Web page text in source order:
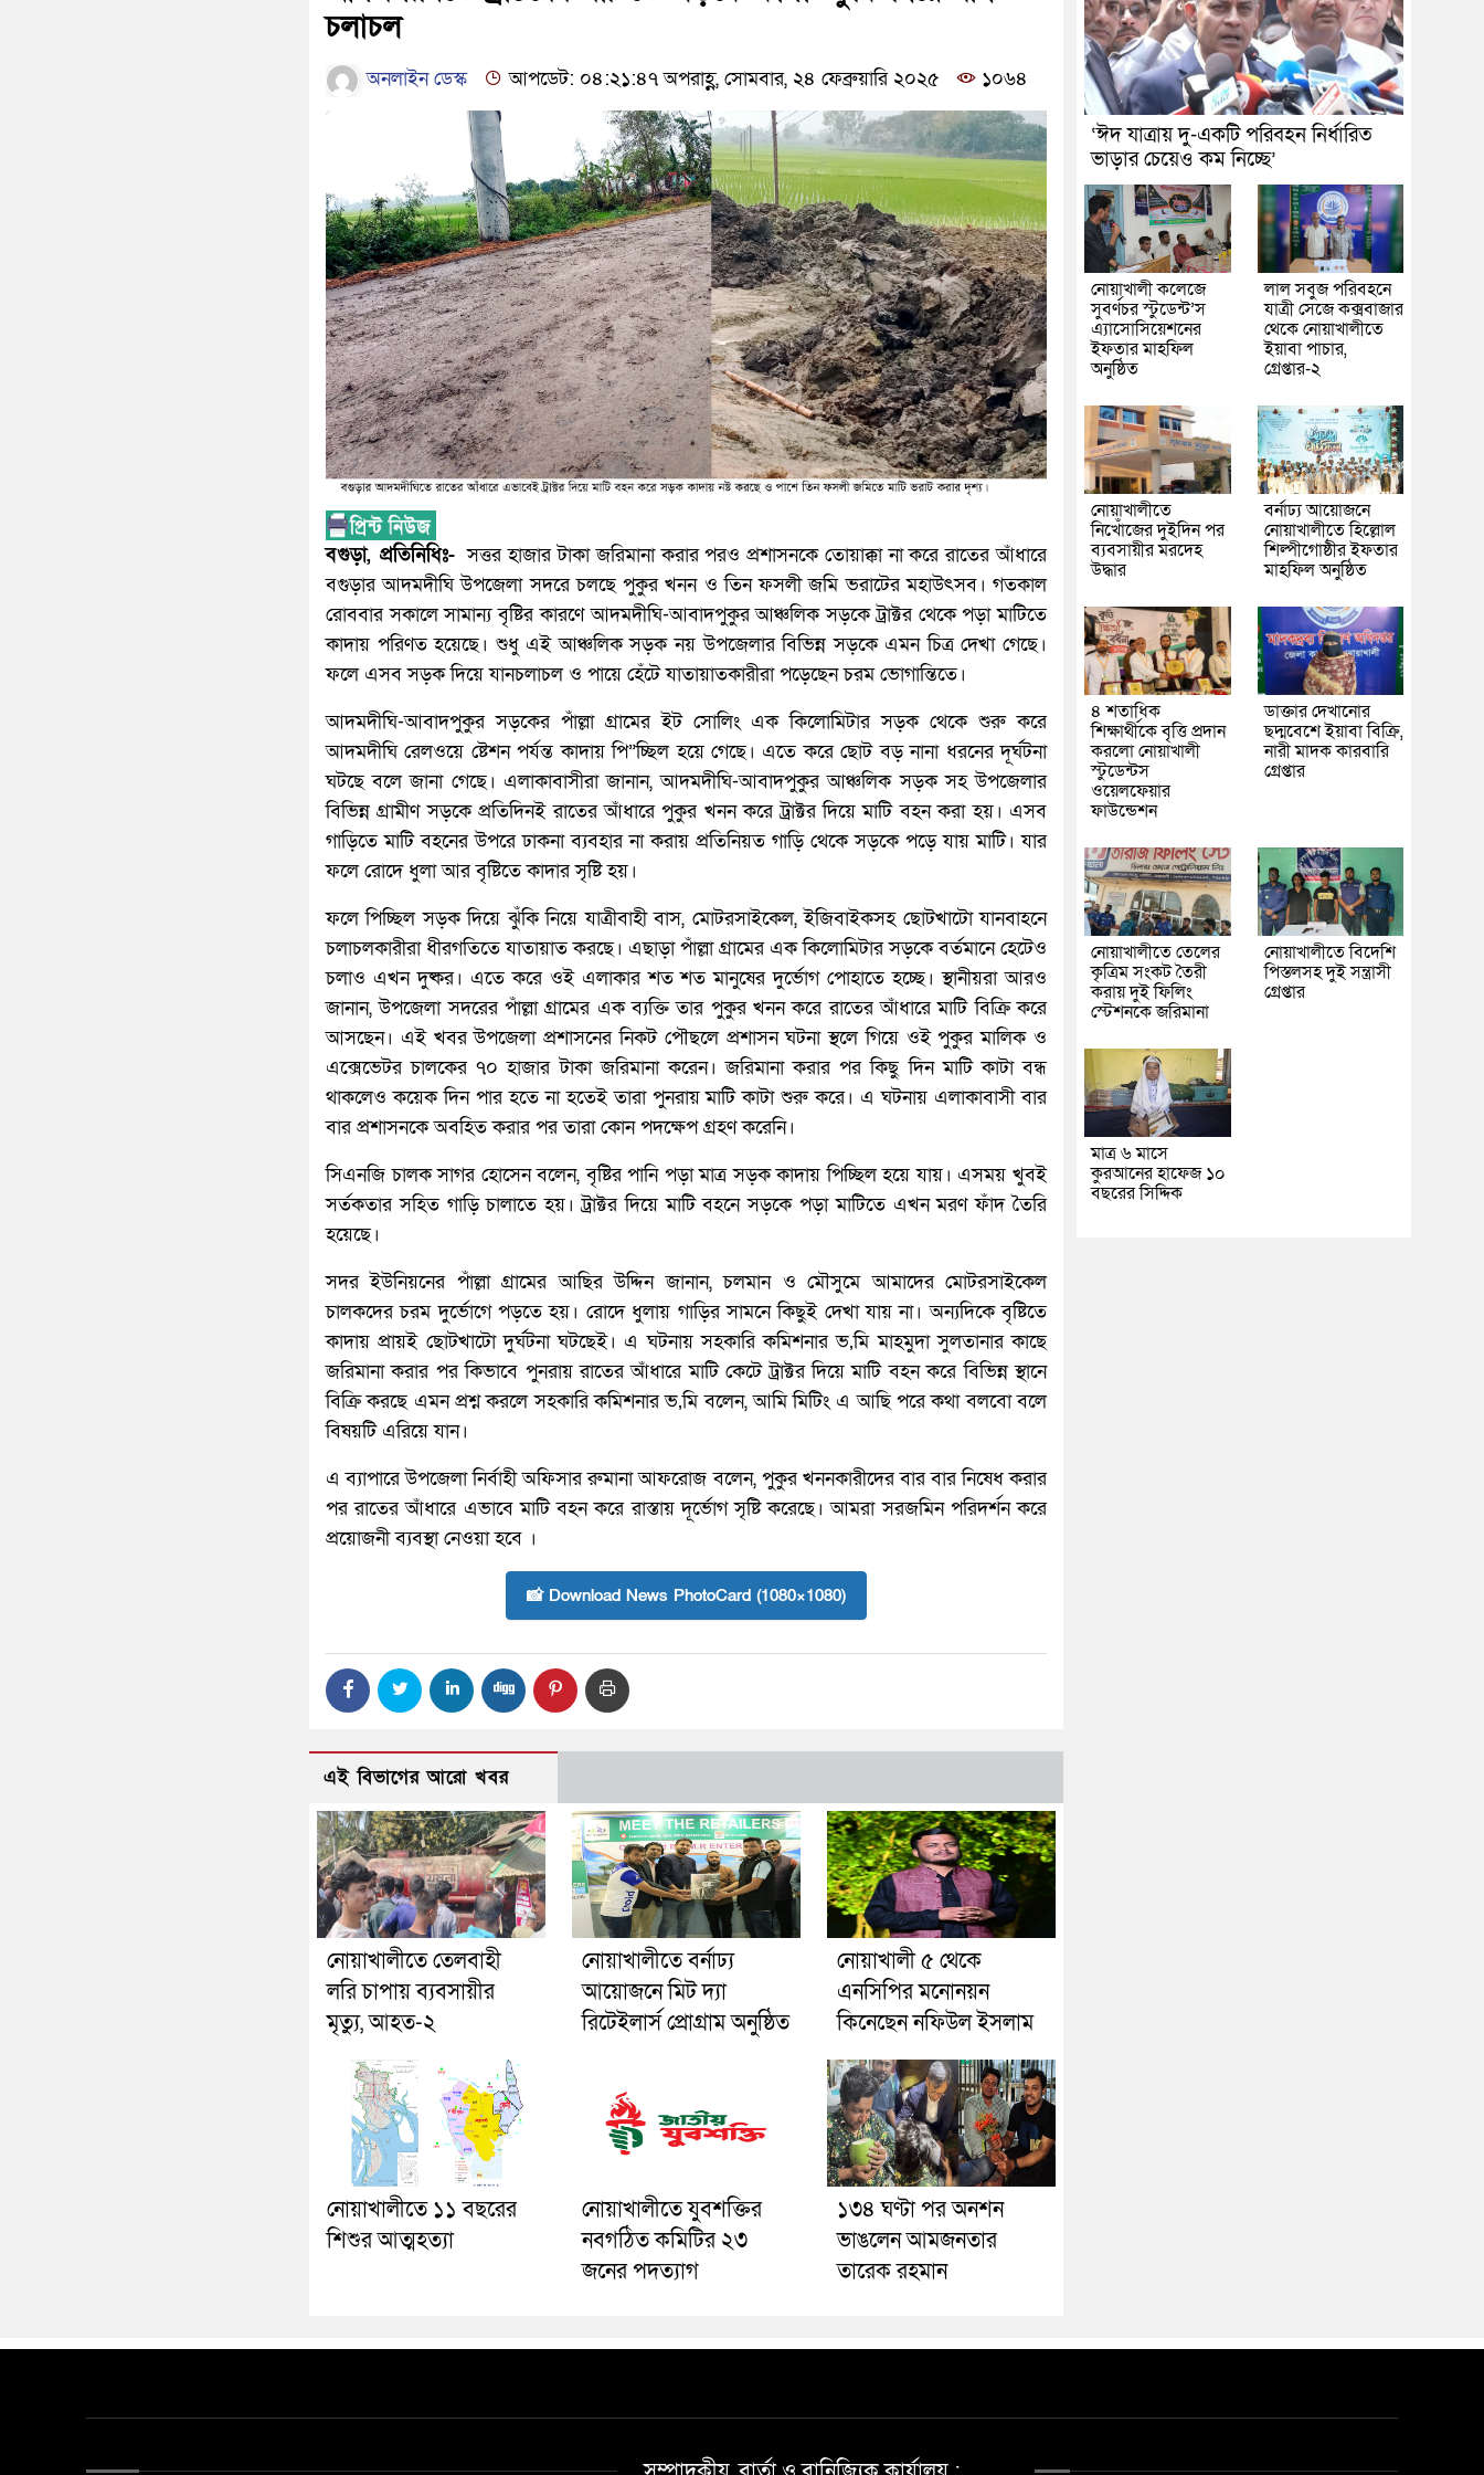
চলাচল
অনলাইন ডেস্ক আপডেট: ০৪:২১:৪৭ অপরাহ্ণ, সোমবার, ২৪ ফেব্রুয়ারি ২০২৫ ১০৬৪
বগুড়া, প্রতিনিধিঃ-সত্তর হাজার টাকা জরিমানা করার পরও প্রশাসনকে তোয়াক্কা না করে রাতের আঁধারে
বগুড়ার আদমদীঘি উপজেলা সদরে চলছে পুকুর খনন ও তিন ফসলী জমি ভরাটের মহাউৎসব। গতকাল
রোববার সকালে সামান্য বৃষ্টির কারণে আদমদীঘি-আবাদপুকুর আঞ্চলিক সড়কে ট্রাক্টর থেকে পড়া মাটিতে
কাদায় পরিণত হয়েছে। শুধু এই আঞ্চলিক সড়ক নয় উপজেলার বিভিন্ন সড়কে এমন চিত্র দেখা গেছে।
ফলে এসব সড়ক দিয়ে যানচলাচল ও পায়ে হেঁটে যাতায়াতকারীরা পড়েছেন চরম ভোগান্তিতে।
আদমদীঘি-আবাদপুকুর সড়কের পাঁল্লা গ্রামের ইট সোলিং এক কিলোমিটার সড়ক থেকে শুরু করে
আদমদীঘি রেলওয়ে ষ্টেশন পর্যন্ত কাদায় পি”চ্ছিল হয়ে গেছে। এতে করে ছোট বড় নানা ধরনের দূর্ঘটনা
ঘটছে বলে জানা গেছে। এলাকাবাসীরা জানান, আদমদীঘি-আবাদপুকুর আঞ্চলিক সড়ক সহ উপজেলার
বিভিন্ন গ্রামীণ সড়কে প্রতিদিনই রাতের আঁধারে পুকুর খনন করে ট্রাক্টর দিয়ে মাটি বহন করা হয়। এসব
গাড়িতে মাটি বহনের উপরে ঢাকনা ব্যবহার না করায় প্রতিনিয়ত গাড়ি থেকে সড়কে পড়ে যায় মাটি। যার
ফলে রোদে ধুলা আর বৃষ্টিতে কাদার সৃষ্টি হয়।
ফলে পিচ্ছিল সড়ক দিয়ে ঝুঁকি নিয়ে যাত্রীবাহী বাস, মোটরসাইকেল, ইজিবাইকসহ ছোটখাটো যানবাহনে
চলাচলকারীরা ধীরগতিতে যাতায়াত করছে। এছাড়া পাঁল্লা গ্রামের এক কিলোমিটার সড়কে বর্তমানে হেটেও
চলাও এখন দুষ্কর। এতে করে ওই এলাকার শত শত মানুষের দুর্ভোগ পোহাতে হচ্ছে। স্থানীয়রা আরও
জানান, উপজেলা সদরের পাঁল্লা গ্রামের এক ব্যক্তি তার পুকুর খনন করে রাতের আঁধারে মাটি বিক্রি করে
আসছেন। এই খবর উপজেলা প্রশাসনের নিকট পৌছলে প্রশাসন ঘটনা স্থলে গিয়ে ওই পুকুর মালিক ও
এক্সেভেটর চালকের ৭০ হাজার টাকা জরিমানা করেন। জরিমানা করার পর কিছু দিন মাটি কাটা বন্ধ
থাকলেও কয়েক দিন পার হতে না হতেই তারা পুনরায় মাটি কাটা শুরু করে। এ ঘটনায় এলাকাবাসী বার
বার প্রশাসনকে অবহিত করার পর তারা কোন পদক্ষেপ গ্রহণ করেনি।
সিএনজি চালক সাগর হোসেন বলেন, বৃষ্টির পানি পড়া মাত্র সড়ক কাদায় পিচ্ছিল হয়ে যায়। এসময় খুবই
সর্তকতার সহিত গাড়ি চালাতে হয়। ট্রাক্টর দিয়ে মাটি বহনে সড়কে পড়া মাটিতে এখন মরণ ফাঁদ তৈরি
হয়েছে।
সদর ইউনিয়নের পাঁল্লা গ্রামের আছির উদ্দিন জানান, চলমান ও মৌসুমে আমাদের মোটরসাইকেল
চালকদের চরম দুর্ভোগে পড়তে হয়। রোদে ধুলায় গাড়ির সামনে কিছুই দেখা যায় না। অন্যদিকে বৃষ্টিতে
কাদায় প্রায়ই ছোটখাটো দুর্ঘটনা ঘটছেই। এ ঘটনায় সহকারি কমিশনার ভ‚মি মাহমুদা সুলতানার কাছে
জরিমানা করার পর কিভাবে পুনরায় রাতের আঁধারে মাটি কেটে ট্রাক্টর দিয়ে মাটি বহন করে বিভিন্ন স্থানে
বিক্রি করছে এমন প্রশ্ন করলে সহকারি কমিশনার ভ‚মি বলেন, আমি মিটিং এ আছি পরে কথা বলবো বলে
বিষয়টি এরিয়ে যান।
এ ব্যাপারে উপজেলা নির্বাহী অফিসার রুমানা আফরোজ বলেন, পুকুর খননকারীদের বার বার নিষেধ করার
পর রাতের আঁধারে এভাবে মাটি বহন করে রাস্তায় দূর্ভোগ সৃষ্টি করেছে। আমরা সরজমিন পরিদর্শন করে
প্রয়োজনী ব্যবস্থা নেওয়া হবে ।
📸 Download News PhotoCard (1080×1080)
এই বিভাগের আরো খবর
নোয়াখালীতে তেলবাহী
লরি চাপায় ব্যবসায়ীর
মৃত্যু, আহত-২
নোয়াখালীতে বর্নাঢ্য
আয়োজনে মিট দ্যা
রিটেইলার্স প্রোগ্রাম অনুষ্ঠিত
নোয়াখালী ৫ থেকে
এনসিপির মনোনয়ন
কিনেছেন নফিউল ইসলাম
নোয়াখালীতে ১১ বছরের
শিশুর আত্মহত্যা
নোয়াখালীতে যুবশক্তির
নবগঠিত কমিটির ২৩
জনের পদত্যাগ
১৩৪ ঘণ্টা পর অনশন
ভাঙলেন আমজনতার
তারেক রহমান
‘ঈদ যাত্রায় দু-একটি পরিবহন নির্ধারিত
ভাড়ার চেয়েও কম নিচ্ছে’
নোয়াখালী কলেজে
সুবর্ণচর স্টুডেন্ট’স
এ্যাসোসিয়েশনের
ইফতার মাহফিল
অনুষ্ঠিত
লাল সবুজ পরিবহনে
যাত্রী সেজে কক্সবাজার
থেকে নোয়াখালীতে
ইয়াবা পাচার,
গ্রেপ্তার-২
নোয়াখালীতে
নিখোঁজের দুইদিন পর
ব্যবসায়ীর মরদেহ
উদ্ধার
বর্নাঢ্য আয়োজনে
নোয়াখালীতে হিল্লোল
শিল্পীগোষ্ঠীর ইফতার
মাহফিল অনুষ্ঠিত
৪ শতাধিক
শিক্ষার্থীকে বৃত্তি প্রদান
করলো নোয়াখালী
স্টুডেন্টস
ওয়েলফেয়ার
ফাউন্ডেশন
ডাক্তার দেখানোর
ছদ্মবেশে ইয়াবা বিক্রি,
নারী মাদক কারবারি
গ্রেপ্তার
নোয়াখালীতে তেলের
কৃত্রিম সংকট তৈরী
করায় দুই ফিলিং
স্টেশনকে জরিমানা
নোয়াখালীতে বিদেশি
পিস্তলসহ দুই সন্ত্রাসী
গ্রেপ্তার
মাত্র ৬ মাসে
কুরআনের হাফেজ ১০
বছরের সিদ্দিক